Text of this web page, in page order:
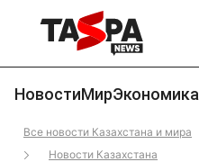
НовостиМирЭкономика
Все новости Казахстана и мира
Новости Казахстана